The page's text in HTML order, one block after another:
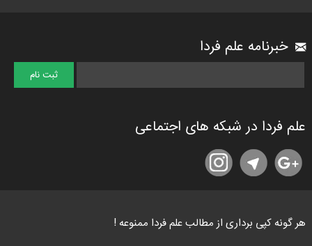
خبرنامه علم فردا
علم فردا در شبکه های اجتماعی
هر گونه کپی برداری از مطالب علم فردا ممنوعه !